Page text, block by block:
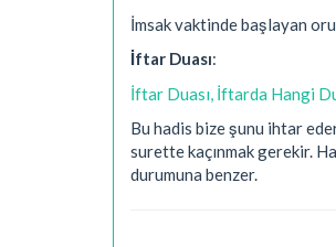
İmsak vaktinde başlayan
İftar Duası:
İftar Duası, İftarda Hangi
Bu hadis bize şunu ihtar
surette kaçınmak gerekir.
durumuna benzer.